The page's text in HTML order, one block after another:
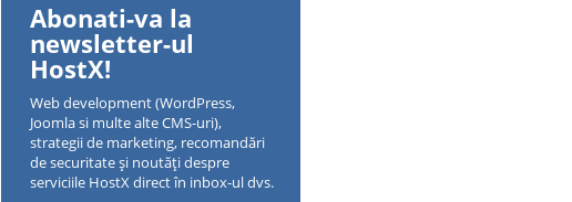
Abonati-va la
newsletter-ul
HostX!
Web development (WordPress,
Joomla si multe alte CMS-uri),
strategii de marketing, recomandări
de securitate și noutăți despre
serviciile HostX direct în inbox-ul dvs.